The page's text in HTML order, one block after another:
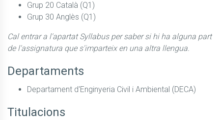
Grup 20 Català (Q1)
Grup 30 Anglès (Q1)
Cal entrar a l'apartat Syllabus per saber si hi ha alguna part
de l'assignatura que s'imparteix en una altra llengua.
Departaments
Departament d'Enginyeria Civil i Ambiental (DECA)
Titulacions